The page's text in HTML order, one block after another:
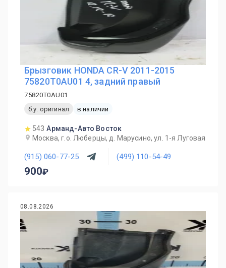
Брызговик HONDA CR-V 2011-2015
75820T0AU01 4, задний правый
75820T0AU01
б.у. оригинал
в наличии
543 Арманд-Авто Восток
Москва, г.о. Люберцы, д. Марусино, ул. 1-я Луговая
(915) 060-77-25 (499) 110-54-49
900
08.08.2026